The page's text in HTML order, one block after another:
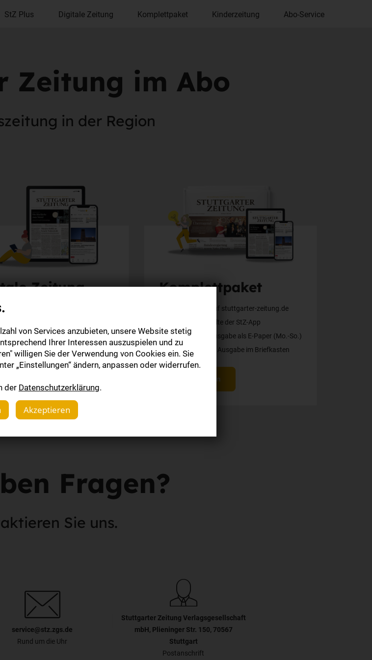
StZ Plus Digitale Zeitung Komplettpaket Kinderzeitung Abo-Service
Zeitung im Abo
in der Region
Zeitung
auf stuttgarter-zeitung.de
Ausgabe als E-Paper (Mo.-So.)
Ausgabe im Briefkasten
Komplettpaket
Alle Inhalte auf stuttgarter-zeitung.de
Alle Web-Inhalte der StZ-App
Die digitale Ausgabe als E-Paper (Mo.-So.)
Die gedruckte Ausgabe im Briefkasten
Mehr erfahren
Fragen?
Sie uns.
service@stz.zgs.de
Rund um die Uhr
Stuttgarter Zeitung Verlagsgesellschaft
mbH, Plieninger Str. 150, 70567
Stuttgart
Postanschrift
von Services anzubieten, unsere Website stetig
Ihrer Interessen auszuspielen und zu
willigen Sie der Verwendung von Cookies ein. Sie
„Einstellungen“ ändern, anpassen oder widerrufen.
der Datenschutzerklärung.
Akzeptieren